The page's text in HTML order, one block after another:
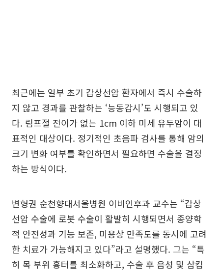
최근에는 일부 초기 갑상선암 환자에서 즉시 수술하
지 않고 경과를 관찰하는 ‘능동감시’도 시행되고 있
다. 림프절 전이가 없는 1cm 이하 미세 유두암이 대
표적인 대상이다. 정기적인 초음파 검사를 통해 암의
크기 변화 여부를 확인하면서 필요하면 수술을 결정
하는 방식이다.
변형권 순천향대서울병원 이비인후과 교수는 “갑상
선암 수술에 로봇 수술이 활발히 시행되면서 종양학
적 안전성과 기능 보존, 미용상 만족도를 동시에 고려
한 치료가 가능해지고 있다”라고 설명했다. 그는 “특
히 목 부위 흉터를 최소화하고, 수술 후 음성 및 삼킴